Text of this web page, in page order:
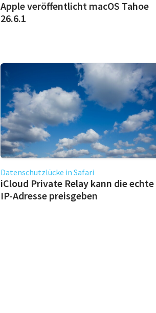
Apple veröffentlicht macOS Tahoe
26.6.1
Datenschutzlücke in Safari
iCloud Private Relay kann die echte
IP-Adresse preisgeben